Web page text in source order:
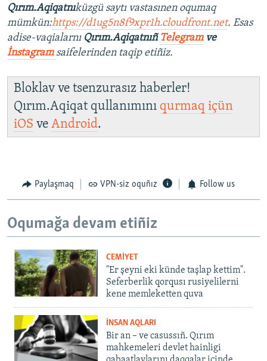
Qırım.Aqiqatnıküzgü saytı vastasınen oqumaq
mümkün:https://d1ug5n8f9xpr1h.cloudfront.net. Esas
adise-vaqialarnı Qırım.Aqiqatnıñ Telegramve
İnstagram saifelerinden taqip etiñiz.
Bloklav ve tsenzurasız haberler!
Qırım.Aqiqat qullanımını qurmaq içün
iOS ve Android.
Paylaşmaq VPN-siz oquñız Follow us
Oqumağa devam etiñiz
CEMİYET
"Er şeyni eki künde taşlap kettim".
Seferberlik qorqusı rusiyelilerni
kene memleketten quva
İNSAN AQLARI
Bir an – ve casussıñ. Qırım
mahkemeleri devlet hainligi